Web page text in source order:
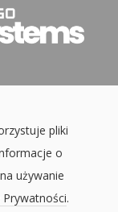
pliki
o
używanie
Prywatności.